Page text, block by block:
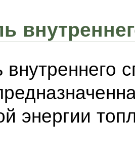
внутреннего
энергии